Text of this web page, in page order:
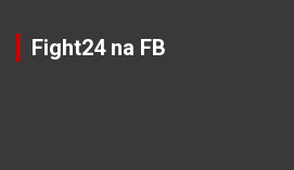
Fight24 na FB